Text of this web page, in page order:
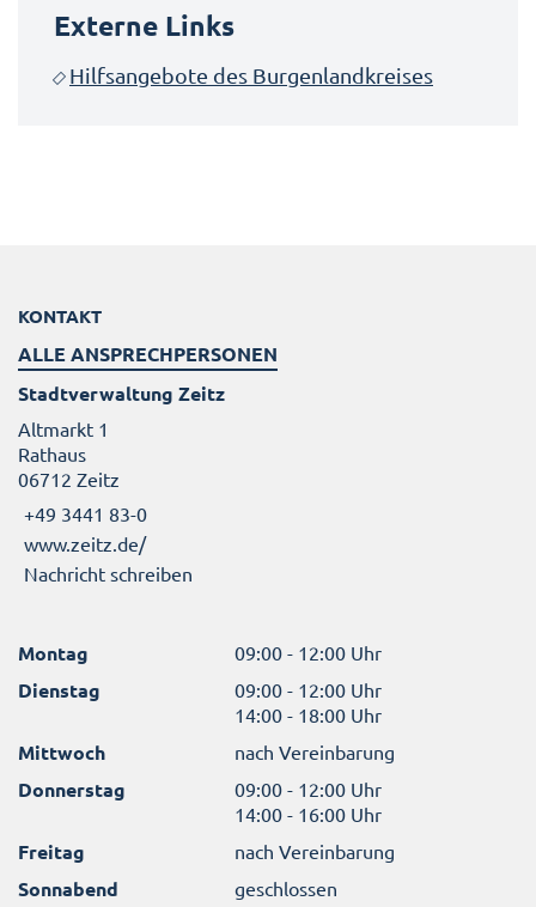
Externe Links
Hilfsangebote des Burgenlandkreises
KONTAKT
ALLE ANSPRECHPERSONEN
Stadtverwaltung Zeitz
Altmarkt 1
Rathaus
06712 Zeitz
+49 3441 83-0
www.zeitz.de/
Nachricht schreiben
Montag 09:00 - 12:00 Uhr
Dienstag
09:00 - 12:00 Uhr
14:00 - 18:00 Uhr
Mittwoch nach Vereinbarung
Donnerstag
09:00 - 12:00 Uhr
14:00 - 16:00 Uhr
Freitag nach Vereinbarung
Sonnabend geschlossen